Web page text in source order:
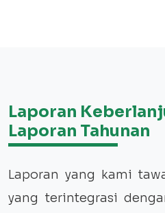
Laporan
Laporan Tahunan
Laporan yang kami
yang terintegrasi